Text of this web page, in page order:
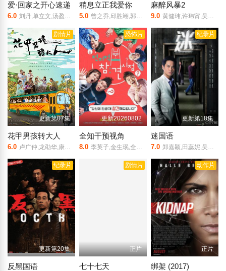
爱·回家之开心速递
6.0 刘丹,单立文,汤盈盈,吕慧仪,罗乐林,马贯东,苏韵姿,周嘉洛,陈浚霆,吴伟豪
稍息立正我爱你
5.0 曾之乔,邱胜翊,郭书瑶,王以纶,简廷芮,徐诣帆,陈珮骐,许光汉,曲献平,高振鹏,白静宜,吴子霏,沈昶宏,柯佳嬿,蓝心湄,王道南,邱凯伟,柯淑勤,章立衡,谢坤达,郎祖筠
麻醉风暴2
9.0 黄健玮,许玮甯,吴慷仁,李国毅,孟耿如,许时豪,班铁翔,蓝正龙,刘品言,庄凯勋,梁正群,黄仲昆,李璇
剧情片
更新第07集
花甲男孩转大人
6.0 卢广仲,龙劭华,康晋荣,柯叔元,王彩桦,今子嫣,阮氏翠恒,海裕芬,严正岚,刘冠廷,江宜蓉,林意箴,江常辉,曲献平,叶晓霏,颜毓麟,范足妹,杨琼华,阮安妮,谢盈萱,蔡振南,赵乙丞,邱宇婕
恐怖片
更新20260802
全知干预视角
8.0 李英子,金生珉,全炫茂,宋恩伊,梁世亨,洪真英,柳炳宰
纪录片
更新第18集
迷国语
7.0 郑嘉颖,田蕊妮,吴业坤,赖慰玲,金刚,陈嘉佳
纪录片
更新第20集
反黑国语
剧情片
正片
七十七天
动作片
正片
绑架 (2017)